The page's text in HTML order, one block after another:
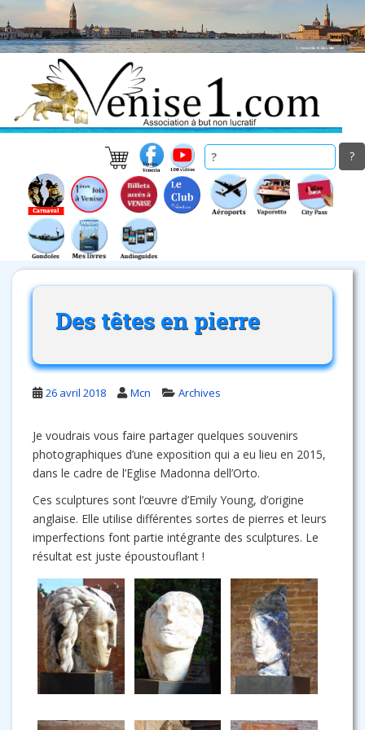
to
main
Des têtes en pierre
26 avril 2018 Mcn Archives
Je voudrais vous faire partager quelques souvenirs
photographiques d’une exposition qui a eu lieu en 2015,
dans le cadre de l’Eglise Madonna dell’Orto.
Ces sculptures sont l’œuvre d’Emily Young, d’origine
anglaise. Elle utilise différentes sortes de pierres et leurs
imperfections font partie intégrante des sculptures. Le
résultat est juste époustouflant !